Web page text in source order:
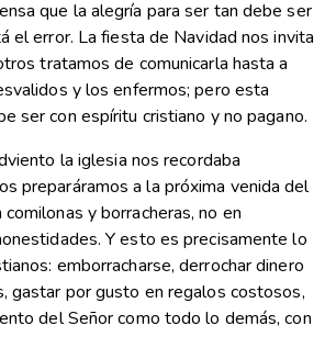
que la alegría para ser tan debe ser
el error. La fiesta de Navidad nos invita
tratamos de comunicarla hasta a
y los enfermos; pero esta
ser con espíritu cristiano y no pagano.
la iglesia nos recordaba
preparáramos a la próxima venida del
y borracheras, no en
Y esto es precisamente lo
emborracharse, derrochar dinero
gastar por gusto en regalos costosos,
del Señor como todo lo demás, con